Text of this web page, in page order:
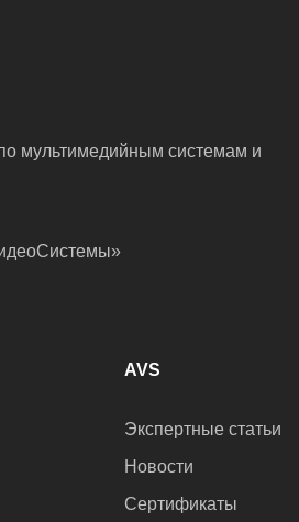
мультимедийным системам и
AVS
Экспертные статьи
Новости
Сертификаты